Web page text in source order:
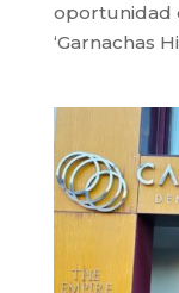
oportunidad
‘Garnachas